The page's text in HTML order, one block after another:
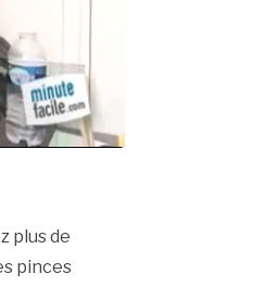
plus de
pinces